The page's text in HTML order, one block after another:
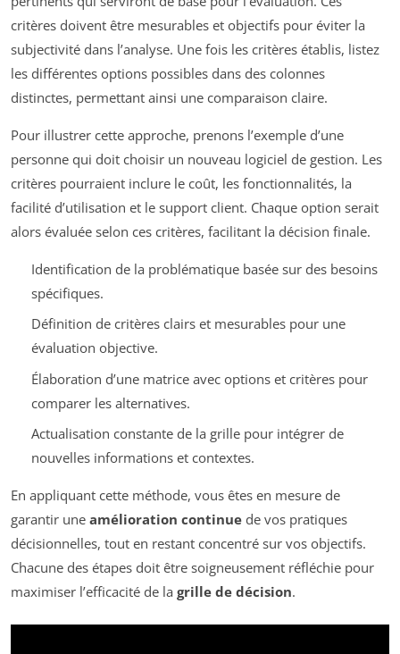
critères doivent être mesurables et objectifs pour éviter la
subjectivité dans l’analyse. Une fois les critères établis, listez
les différentes options possibles dans des colonnes
distinctes, permettant ainsi une comparaison claire.
Pour illustrer cette approche, prenons l’exemple d’une
personne qui doit choisir un nouveau logiciel de gestion. Les
critères pourraient inclure le coût, les fonctionnalités, la
facilité d’utilisation et le support client. Chaque option serait
alors évaluée selon ces critères, facilitant la décision finale.
Identification de la problématique basée sur des besoins
spécifiques.
Définition de critères clairs et mesurables pour une
évaluation objective.
Élaboration d’une matrice avec options et critères pour
comparer les alternatives.
Actualisation constante de la grille pour intégrer de
nouvelles informations et contextes.
En appliquant cette méthode, vous êtes en mesure de
garantir une amélioration continue de vos pratiques
décisionnelles, tout en restant concentré sur vos objectifs.
Chacune des étapes doit être soigneusement réfléchie pour
maximiser l’efficacité de la grille de décision.